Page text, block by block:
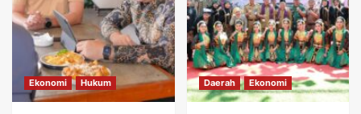
Ekonomi Hukum Daerah Ekonomi